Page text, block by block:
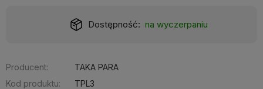
Dostępność: na wyczerpaniu
Producent:
TAKA PARA
Kod produktu:
TPL3